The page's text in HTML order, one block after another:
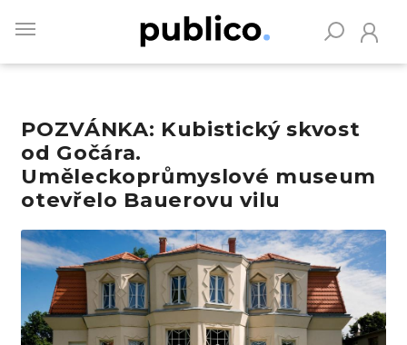
main
POZVÁNKA: Kubistický skvost
od Gočára.
Uměleckoprůmyslové museum
otevřelo Bauerovu vilu
Obrázek
Vyhledávejte na Publiku